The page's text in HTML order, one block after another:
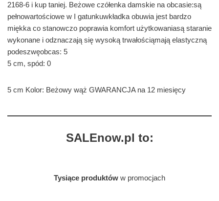
2168-6 i kup taniej. Beżowe czółenka damskie na obcasie:są
pełnowartościowe w I gatunkuwkładka obuwia jest bardzo
miękka co stanowczo poprawia komfort użytkowaniasą staranie
wykonane i odznaczają się wysoką trwałościąmają elastyczną
podeszwęobcas: 5
5 cm, spód: 0
5 cm Kolor: Beżowy wąż GWARANCJA na 12 miesięcy
SALEnow.pl to:
Tysiące produktów w promocjach